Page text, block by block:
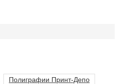
Полиграфии Принт-Депо